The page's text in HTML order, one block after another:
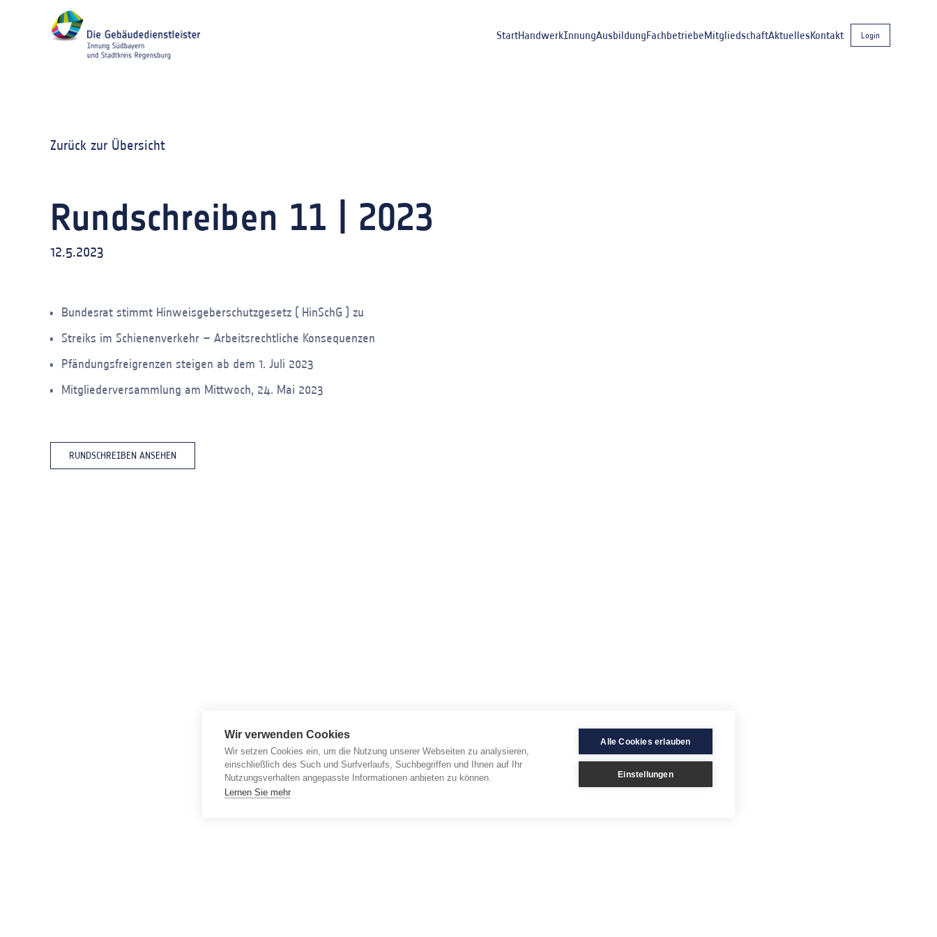
StartHandwerkInnungAusbildungFachbetriebeMitgliedschaftAktuellesKontakt Login
Zurück zur Übersicht
Rundschreiben 11 | 2023
12.5.2023
Bundesrat stimmt Hinweisgeberschutzgesetz ( HinSchG ) zu
Streiks im Schienenverkehr – Arbeitsrechtliche Konsequenzen
Pfändungsfreigrenzen steigen ab dem 1. Juli 2023
Mitgliederversammlung am Mittwoch, 24. Mai 2023
RUNDSCHREIBEN ANSEHEN
Wir verwenden Cookies
Wir setzen Cookies ein, um die Nutzung unserer Webseiten zu analysieren,
einschließlich des Such und Surfverlaufs, Suchbegriffen und Ihnen auf Ihr
Nutzungsverhalten angepasste Informationen anbieten zu können.
Lernen Sie mehr
Alle Cookies erlauben
Einstellungen